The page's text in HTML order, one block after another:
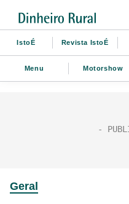
IstoÉ Revista IstoÉ
Menu Motorshow
Geral